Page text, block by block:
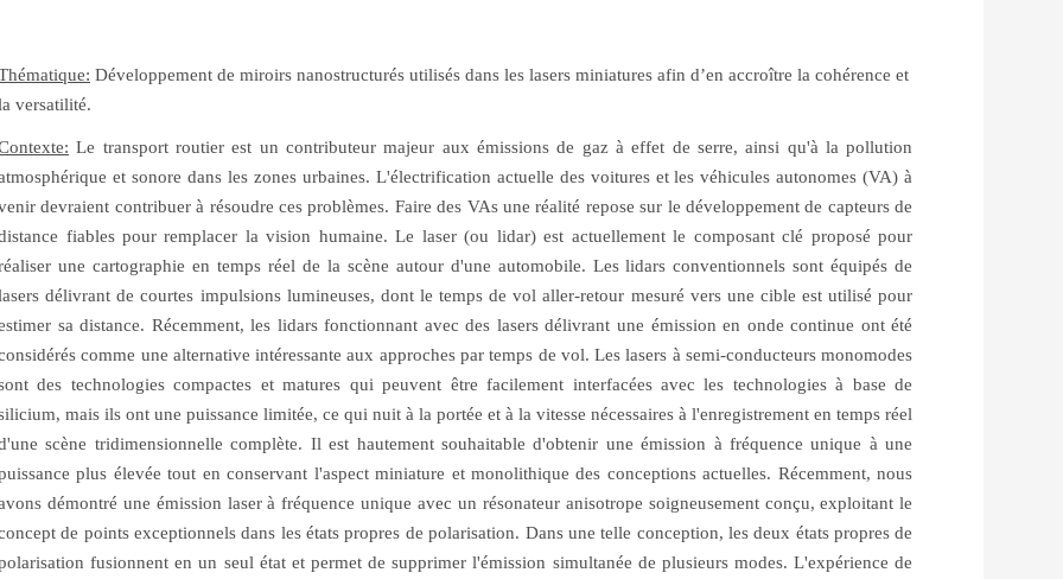
Développement de miroirs nanostructurés utilisés dans les lasers miniatures afin d’en accroître la cohérence et
versatilité.
Le transport routier est un contributeur majeur aux émissions de gaz à effet de serre, ainsi qu'à la pollution
et sonore dans les zones urbaines. L'électrification actuelle des voitures et les véhicules autonomes (VA) à
devraient contribuer à résoudre ces problèmes. Faire des VAs une réalité repose sur le développement de capteurs de
fiables pour remplacer la vision humaine. Le laser (ou lidar) est actuellement le composant clé proposé pour
une cartographie en temps réel de la scène autour d'une automobile. Les lidars conventionnels sont équipés de
délivrant de courtes impulsions lumineuses, dont le temps de vol aller-retour mesuré vers une cible est utilisé pour
sa distance. Récemment, les lidars fonctionnant avec des lasers délivrant une émission en onde continue ont été
comme une alternative intéressante aux approches par temps de vol. Les lasers à semi-conducteurs monomodes
des technologies compactes et matures qui peuvent être facilement interfacées avec les technologies à base de
mais ils ont une puissance limitée, ce qui nuit à la portée et à la vitesse nécessaires à l'enregistrement en temps réel
scène tridimensionnelle complète. Il est hautement souhaitable d'obtenir une émission à fréquence unique à une
plus élevée tout en conservant l'aspect miniature et monolithique des conceptions actuelles. Récemment, nous
démontré une émission laser à fréquence unique avec un résonateur anisotrope soigneusement conçu, exploitant le
de points exceptionnels dans les états propres de polarisation. Dans une telle conception, les deux états propres de
fusionnent en un seul état et permet de supprimer l'émission simultanée de plusieurs modes. L'expérience de